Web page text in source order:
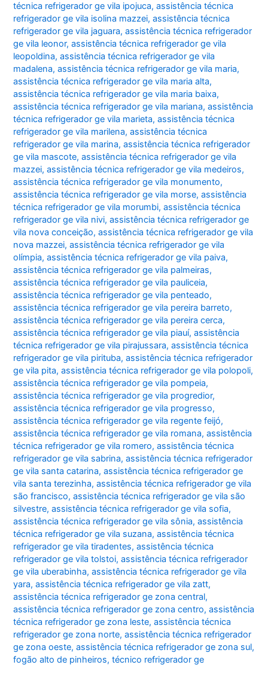
técnica refrigerador ge vila ipojuca,assistência técnica
refrigerador ge vila isolina mazzei,assistência técnica
refrigerador ge vila jaguara,assistência técnica refrigerador
ge vila leonor,assistência técnica refrigerador ge vila
leopoldina,assistência técnica refrigerador ge vila
madalena,assistência técnica refrigerador ge vila maria,
assistência técnica refrigerador ge vila maria alta,
assistência técnica refrigerador ge vila maria baixa,
assistência técnica refrigerador ge vila mariana,assistência
técnica refrigerador ge vila marieta,assistência técnica
refrigerador ge vila marilena,assistência técnica
refrigerador ge vila marina,assistência técnica refrigerador
ge vila mascote,assistência técnica refrigerador ge vila
mazzei,assistência técnica refrigerador ge vila medeiros,
assistência técnica refrigerador ge vila monumento,
assistência técnica refrigerador ge vila morse,assistência
técnica refrigerador ge vila morumbi,assistência técnica
refrigerador ge vila nivi,assistência técnica refrigerador ge
vila nova conceição,assistência técnica refrigerador ge vila
nova mazzei,assistência técnica refrigerador ge vila
olímpia,assistência técnica refrigerador ge vila paiva,
assistência técnica refrigerador ge vila palmeiras,
assistência técnica refrigerador ge vila pauliceia,
assistência técnica refrigerador ge vila penteado,
assistência técnica refrigerador ge vila pereira barreto,
assistência técnica refrigerador ge vila pereira cerca,
assistência técnica refrigerador ge vila piauí,assistência
técnica refrigerador ge vila pirajussara,assistência técnica
refrigerador ge vila pirituba,assistência técnica refrigerador
ge vila pita,assistência técnica refrigerador ge vila polopoli,
assistência técnica refrigerador ge vila pompeia,
assistência técnica refrigerador ge vila progredior,
assistência técnica refrigerador ge vila progresso,
assistência técnica refrigerador ge vila regente feijó,
assistência técnica refrigerador ge vila romana,assistência
técnica refrigerador ge vila romero,assistência técnica
refrigerador ge vila sabrina,assistência técnica refrigerador
ge vila santa catarina,assistência técnica refrigerador ge
vila santa terezinha,assistência técnica refrigerador ge vila
são francisco,assistência técnica refrigerador ge vila são
silvestre,assistência técnica refrigerador ge vila sofia,
assistência técnica refrigerador ge vila sônia,assistência
técnica refrigerador ge vila suzana,assistência técnica
refrigerador ge vila tiradentes,assistência técnica
refrigerador ge vila tolstoi,assistência técnica refrigerador
ge vila uberabinha,assistência técnica refrigerador ge vila
yara,assistência técnica refrigerador ge vila zatt,
assistência técnica refrigerador ge zona central,
assistência técnica refrigerador ge zona centro,assistência
técnica refrigerador ge zona leste,assistência técnica
refrigerador ge zona norte,assistência técnica refrigerador
ge zona oeste,assistência técnica refrigerador ge zona sul,
fogão alto de pinheiros,técnico refrigerador ge